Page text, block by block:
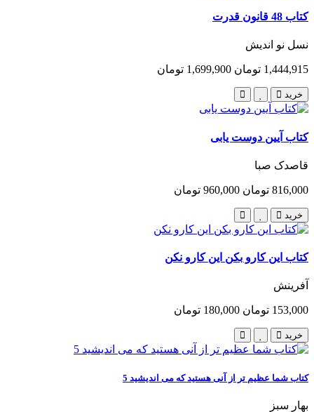
کتاب 48 قانون قدرت
نسل نو اندیش
1,444,915 تومان 1,699,900 تومان
خرید
کتاب آیین دوست یابی
قاصدک صبا
816,000 تومان 960,000 تومان
خرید
کتاب این کارو بکن این کارو نکن
آفرینش
153,000 تومان 180,000 تومان
خرید
کتاب شما عظیم تر از آنی هستید که می اندیشید 5
بهار سبز